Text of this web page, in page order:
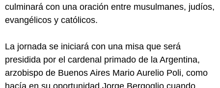
culminará con una oración entre musulmanes, judíos,
evangélicos y católicos.
La jornada se iniciará con una misa que será
presidida por el cardenal primado de la Argentina,
arzobispo de Buenos Aires Mario Aurelio Poli, como
hacía en su oportunidad Jorge Bergoglio cuando